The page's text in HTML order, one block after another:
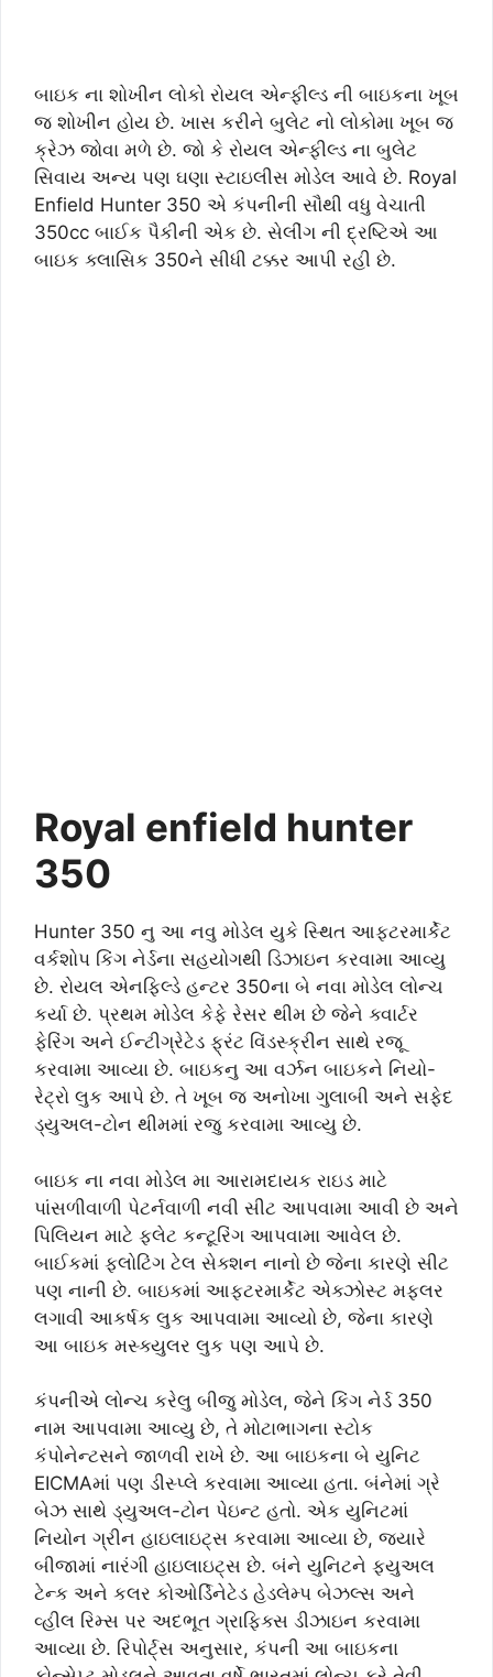
બાઇક ના શોખીન લોકો રોયલ એન્ફીલ્ડ ની બાઇકના ખૂબ
જ શોખીન હોય છે. ખાસ કરીને બુલેટ નો લોકોમા ખૂબ જ
ક્રેઝ જોવા મળે છે. જો કે રોયલ એન્ફીલ્ડ ના બુલેટ
સિવાય અન્ય પણ ઘણા સ્ટાઇલીસ મોડેલ આવે છે. Royal
Enfield Hunter 350 એ કંપનીની સૌથી વધુ વેચાતી
350cc બાઈક પૈકીની એક છે. સેલીંગ ની દ્રષ્ટિએ આ
બાઇક ક્લાસિક 350ને સીધી ટક્કર આપી રહી છે.
Royal enfield hunter
350
Hunter 350 નુ આ નવુ મોડેલ યુકે સ્થિત આફ્ટરમાર્કેટ
વર્કશોપ કિંગ નેર્ડના સહયોગથી ડિઝાઇન કરવામા આવ્યુ
છે. રોયલ એનફિલ્ડે હન્ટર 350ના બે નવા મોડેલ લોન્ચ
કર્યા છે. પ્રથમ મોડેલ કેફે રેસર થીમ છે જેને ક્વાર્ટર
ફેરિંગ અને ઈન્ટીગ્રેટેડ ફ્રંટ વિંડસ્ક્રીન સાથે રજૂ
કરવામા આવ્યા છે. બાઇકનુ આ વર્ઝન બાઇકને નિયો-
રેટ્રો લુક આપે છે. તે ખૂબ જ અનોખા ગુલાબી અને સફેદ
ડ્યુઅલ-ટોન થીમમાં રજુ કરવામા આવ્યુ છે.
બાઇક ના નવા મોડેલ મા આરામદાયક રાઇડ માટે
પાંસળીવાળી પેટર્નવાળી નવી સીટ આપવામા આવી છે અને
પિલિયન માટે ફ્લેટ કન્ટૂરિંગ આપવામા આવેલ છે.
બાઈકમાં ફ્લોટિંગ ટેલ સેક્શન નાનો છે જેના કારણે સીટ
પણ નાની છે. બાઇકમાં આફ્ટરમાર્કેટ એક્ઝોસ્ટ મફલર
લગાવી આકર્ષક લુક આપવામા આવ્યો છે, જેના કારણે
આ બાઇક મસ્ક્યુલર લુક પણ આપે છે.
કંપનીએ લોન્ચ કરેલુ બીજુ મોડેલ, જેને કિંગ નેર્ડ 350
નામ આપવામા આવ્યુ છે, તે મોટાભાગના સ્ટોક
કંપોનેન્ટસને જાળવી રાખે છે. આ બાઇકના બે યુનિટ
EICMAમાં પણ ડીસ્પ્લે કરવામા આવ્યા હતા. બંનેમાં ગ્રે
બેઝ સાથે ડ્યુઅલ-ટોન પેઇન્ટ હતો. એક યુનિટમાં
નિયોન ગ્રીન હાઇલાઇટ્સ કરવામા આવ્યા છે, જ્યારે
બીજામાં નારંગી હાઇલાઇટ્સ છે. બંને યુનિટને ફ્યુઅલ
ટેન્ક અને કલર કોઓર્ડિનેટેડ હેડલેમ્પ બેઝલ્સ અને
વ્હીલ રિમ્સ પર અદભૂત ગ્રાફિક્સ ડીઝાઇન કરવામા
આવ્યા છે. રિપોર્ટ્સ અનુસાર, કંપની આ બાઇકના